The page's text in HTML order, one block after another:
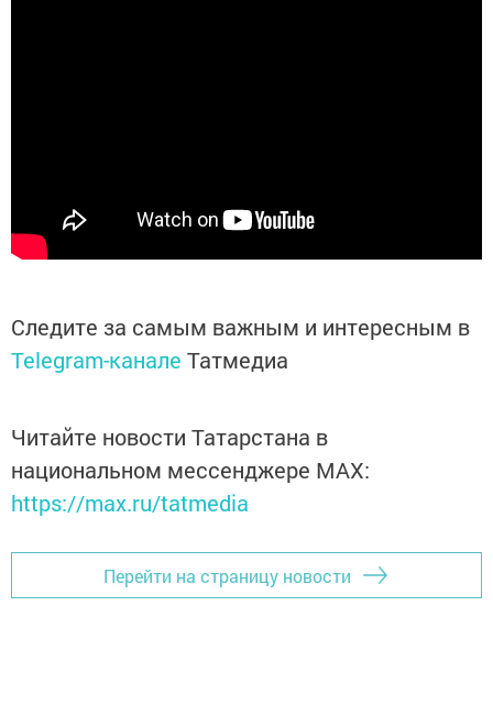
Следите за самым важным и интересным в
Telegram-канале Татмедиа
Читайте новости Татарстана в
национальном мессенджере MАХ:
https://max.ru/tatmedia
Перейти на страницу новости